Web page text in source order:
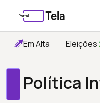
Em Alta Eleições
Política